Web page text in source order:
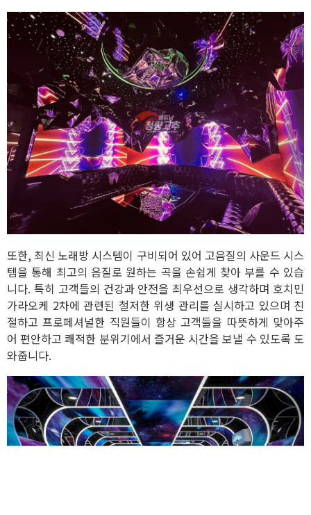
또한, 최신 노래방 시스템이 구비되어 있어 고음질의 사운드 시스
템을 통해 최고의 음질로 원하는 곡을 손쉽게 찾아 부를 수 있습
니다. 특히 고객들의 건강과 안전을 최우선으로 생각하며 호치민
가라오케 2차에 관련된 철저한 위생 관리를 실시하고 있으며 친
절하고 프로페셔널한 직원들이 항상 고객들을 따뜻하게 맞아주
어 편안하고 쾌적한 분위기에서 즐거운 시간을 보낼 수 있도록 도
와줍니다.